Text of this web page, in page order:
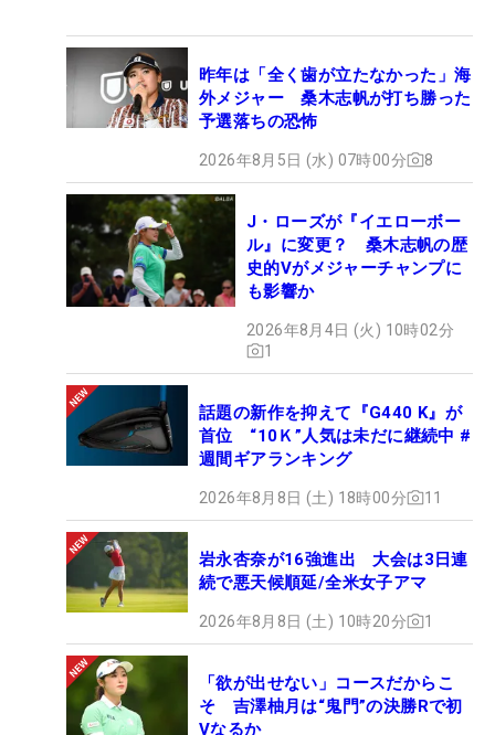
昨年は「全く歯が立たなかった」海
外メジャー 桑木志帆が打ち勝った
予選落ちの恐怖
2026年8月5日 (水) 07時00分 8
J・ローズが『イエローボー
ル』に変更？ 桑木志帆の歴
史的Vがメジャーチャンプに
も影響か
2026年8月4日 (火) 10時02分
1
話題の新作を抑えて『G440 K』が
首位 “10Ｋ”人気は未だに継続中 #
週間ギアランキング
2026年8月8日 (土) 18時00分 11
岩永杏奈が16強進出 大会は3日連
続で悪天候順延/全米女子アマ
2026年8月8日 (土) 10時20分 1
「欲が出せない」コースだからこ
そ 吉澤柚月は“鬼門”の決勝Rで初
Vなるか